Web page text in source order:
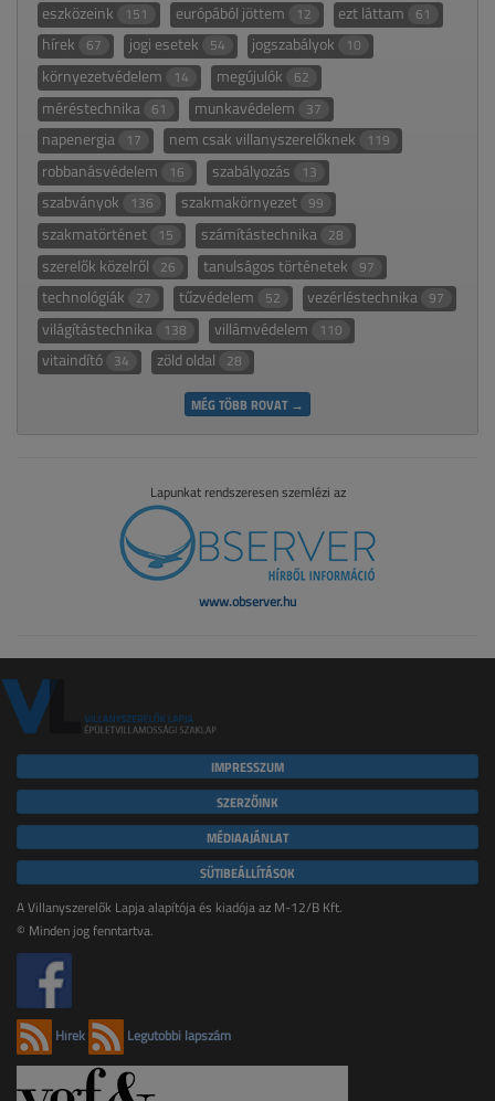
eszközeink 151 európából jöttem 12 ezt láttam 61
hírek 67 jogi esetek 54 jogszabályok 10
környezetvédelem 14 megújulók 62
méréstechnika 61 munkavédelem 37
napenergia 17 nem csak villanyszerelőknek 119
robbanásvédelem 16 szabályozás 13
szabványok 136 szakmakörnyezet 99
szakmatörténet 15 számítástechnika 28
szerelők közelről 26 tanulságos történetek 97
technológiák 27 tűzvédelem 52 vezérléstechnika 97
világítástechnika 138 villámvédelem 110
vitaindító 34 zöld oldal 28
MÉG TÖBB ROVAT →
Lapunkat rendszeresen szemlézi az
www.observer.hu
IMPRESSZUM
SZERZŐINK
MÉDIAAJÁNLAT
SÜTIBEÁLLÍTÁSOK
A Villanyszerelők Lapja alapítója és kiadója az M-12/B Kft.
© Minden jog fenntartva.
Hírek Legutóbbi lapszám